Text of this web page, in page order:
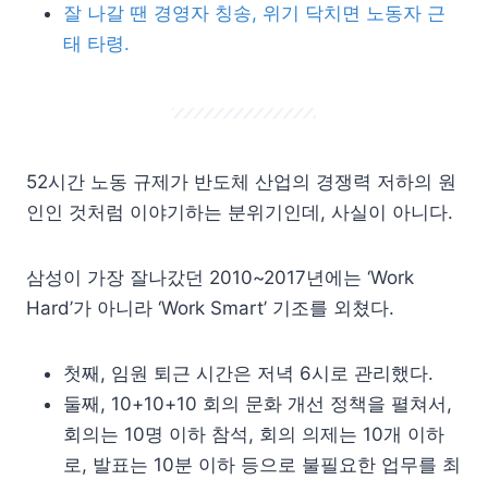
잘 나갈 땐 경영자 칭송, 위기 닥치면 노동자 근
태 타령.
52시간 노동 규제가 반도체 산업의 경쟁력 저하의 원
인인 것처럼 이야기하는 분위기인데, 사실이 아니다.
삼성이 가장 잘나갔던 2010~2017년에는 ‘Work
Hard’가 아니라 ‘Work Smart’ 기조를 외쳤다.
첫째, 임원 퇴근 시간은 저녁 6시로 관리했다.
둘째, 10+10+10 회의 문화 개선 정책을 펼쳐서,
회의는 10명 이하 참석, 회의 의제는 10개 이하
로, 발표는 10분 이하 등으로 불필요한 업무를 최